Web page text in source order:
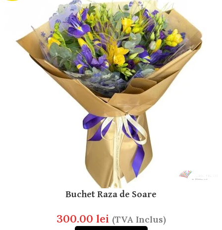
Buchet Raza de Soare
300.00 lei (TVA Inclus)